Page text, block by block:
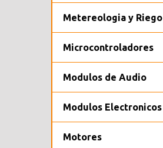
Metereologia y Riego
Microcontroladores
Modulos de Audio
Modulos Electronicos
Motores